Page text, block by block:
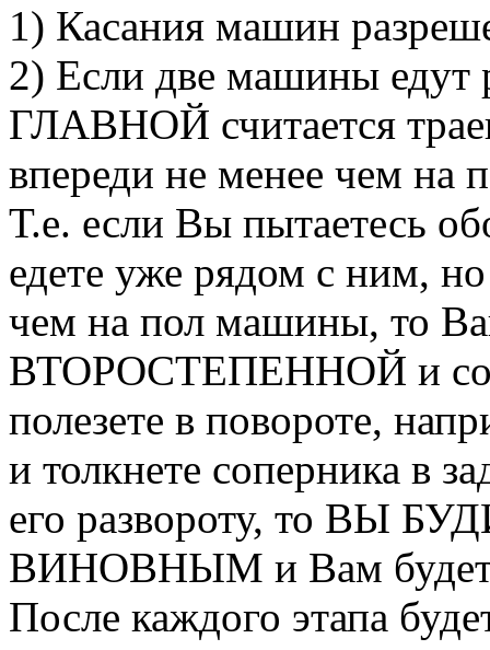
1) Касания машин
2) Если две машины едут
ГЛАВНОЙ считается
впереди не менее чем на
Т.е. если Вы пытаетесь
едете уже рядом с ним,
чем на пол машины, то
ВТОРОСТЕПЕННОЙ и
полезете в повороте,
и толкнете соперника в
его развороту, то ВЫ
ВИНОВНЫМ и Вам
После каждого этапа